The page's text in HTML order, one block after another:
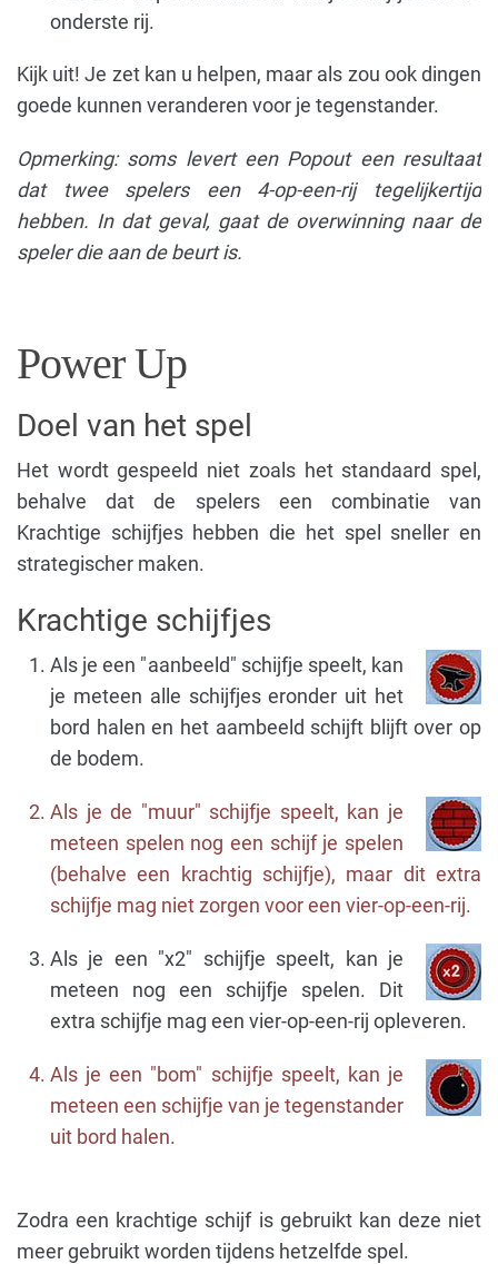
onderste rij.
Kijk uit! Je zet kan u helpen, maar als zou ook dingen
goede kunnen veranderen voor je tegenstander.
Opmerking: soms levert een Popout een resultaat
dat twee spelers een 4-op-een-rij tegelijkertijd
hebben. In dat geval, gaat de overwinning naar de
speler die aan de beurt is.
Power Up
Doel van het spel
Het wordt gespeeld niet zoals het standaard spel,
behalve dat de spelers een combinatie van
Krachtige schijfjes hebben die het spel sneller en
strategischer maken.
Krachtige schijfjes
Als je een "aanbeeld" schijfje speelt, kan
je meteen alle schijfjes eronder uit het
bord halen en het aambeeld schijft blijft over op
de bodem.
Als je de "muur" schijfje speelt, kan je
meteen spelen nog een schijf je spelen
(behalve een krachtig schijfje), maar dit extra
schijfje mag niet zorgen voor een vier-op-een-rij.
Als je een "x2" schijfje speelt, kan je
meteen nog een schijfje spelen. Dit
extra schijfje mag een vier-op-een-rij opleveren.
Als je een "bom" schijfje speelt, kan je
meteen een schijfje van je tegenstander
uit bord halen.
Zodra een krachtige schijf is gebruikt kan deze niet
meer gebruikt worden tijdens hetzelfde spel.